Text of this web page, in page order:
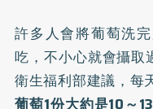
許多人會將葡萄洗
吃，不小心就會攝取
衛生福利部建議，每
葡萄1份大約是10～